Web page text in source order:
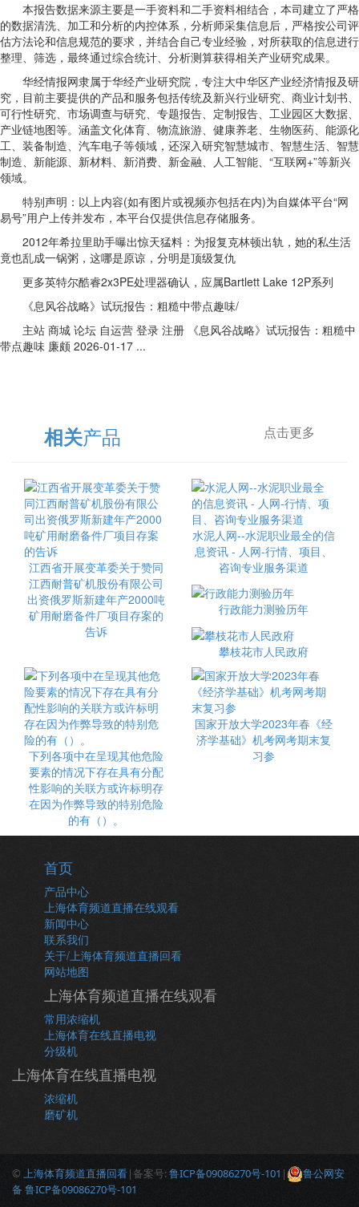
本报告数据来源主要是一手资料和二手资料相结合，本司建立了严格
的数据清洗、加工和分析的内控体系，分析师采集信息后，严格按公司评
估方法论和信息规范的要求，并结合自己专业经验，对所获取的信息进行
整理、筛选，最终通过综合统计、分析测算获得相关产业研究成果。
华经情报网隶属于华经产业研究院，专注大中华区产业经济情报及研
究，目前主要提供的产品和服务包括传统及新兴行业研究、商业计划书、
可行性研究、市场调查与研究、专题报告、定制报告、工业园区大数据、
产业链地图等。涵盖文化体育、物流旅游、健康养老、生物医药、能源化
工、装备制造、汽车电子等领域，还深入研究智慧城市、智慧生活、智慧
制造、新能源、新材料、新消费、新金融、人工智能、“互联网+”等新兴
领域。
特别声明：以上内容(如有图片或视频亦包括在内)为自媒体平台“网
易号”用户上传并发布，本平台仅提供信息存储服务。
2012年希拉里助手曝出惊天猛料：为报复克林顿出轨，她的私生活
竟也乱成一锅粥，这哪是原谅，分明是顶级复仇
更多英特尔酷睿2x3PE处理器确认，应属Bartlett Lake 12P系列
《息风谷战略》试玩报告：粗糙中带点趣味/
主站 商城 论坛 自运营 登录 注册 《息风谷战略》试玩报告：粗糙中
带点趣味 廉颇 2026-01-17 ...
相关产品 点击更多
江西省开展变革委关于赞同
江西耐普矿机股份有限公司
出资俄罗斯新建年产2000吨
矿用耐磨备件厂项目存案的
告诉
水泥人网--水泥职业最全的信
息资讯 - 人网-行情、项目、
咨询专业服务渠道
行政能力测验历年
攀枝花市人民政府
下列各项中在呈现其他危险
要素的情况下存在具有分配
性影响的关联方或许标明存
在因为作弊导致的特别危险
的有（）。
国家开放大学2023年春《经
济学基础》机考网考期末复
习参
首页
产品中心
上海体育频道直播在线观看
新闻中心
联系我们
关于/上海体育频道直播回看
网站地图
上海体育频道直播在线观看
常用浓缩机
上海体育在线直播电视
分级机
上海体育在线直播电视
浓缩机
磨矿机
© 上海体育频道直播回看|备案号:鲁ICP备09086270号-101 |
鲁公网安
备 鲁ICP备09086270号-101